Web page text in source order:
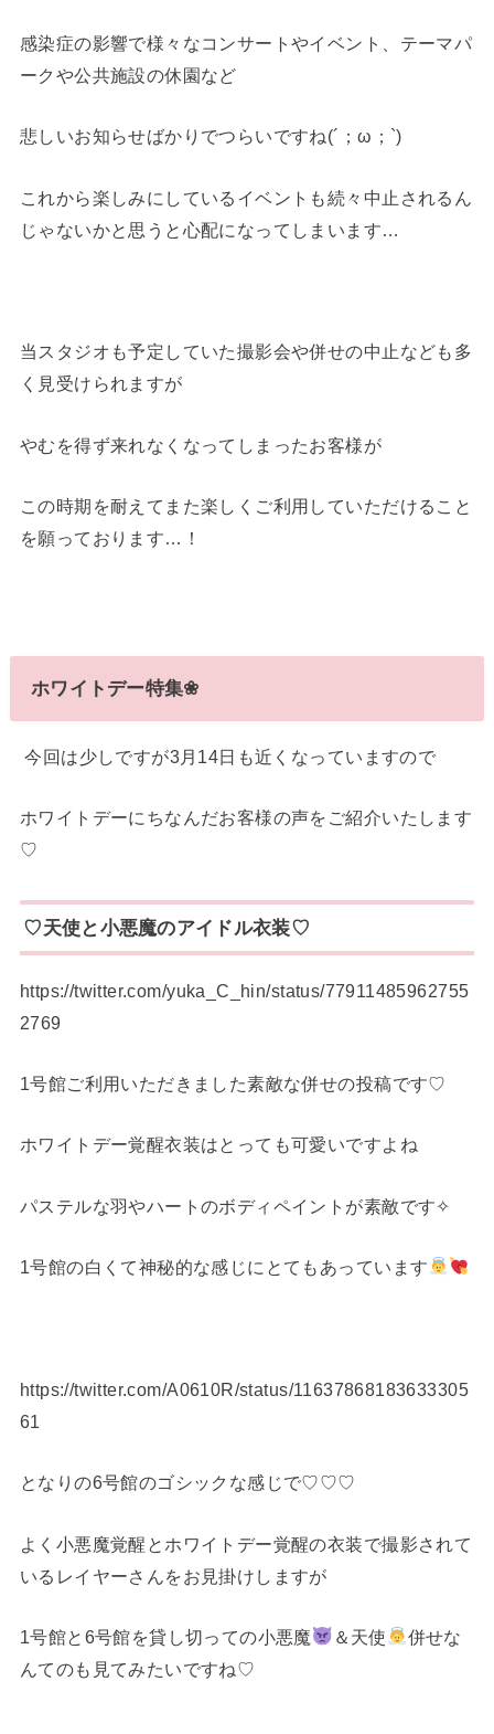
感染症の影響で様々なコンサートやイベント、テーマパ
ークや公共施設の休園など
悲しいお知らせばかりでつらいですね(´；ω；`)
これから楽しみにしているイベントも続々中止されるん
じゃないかと思うと心配になってしまいます…
当スタジオも予定していた撮影会や併せの中止なども多
く見受けられますが
やむを得ず来れなくなってしまったお客様が
この時期を耐えてまた楽しくご利用していただけること
を願っております…！
ホワイトデー特集❀
今回は少しですが3月14日も近くなっていますので
ホワイトデーにちなんだお客様の声をご紹介いたします
♡
♡天使と小悪魔のアイドル衣装♡
https://twitter.com/yuka_C_hin/status/77911485962755
2769
1号館ご利用いただきました素敵な併せの投稿です♡
ホワイトデー覚醒衣装はとっても可愛いですよね
パステルな羽やハートのボディペイントが素敵です✧
1号館の白くて神秘的な感じにとてもあっています
https://twitter.com/A0610R/status/11637868183633305
61
となりの6号館のゴシックな感じで♡♡♡
よく小悪魔覚醒とホワイトデー覚醒の衣装で撮影されて
いるレイヤーさんをお見掛けしますが
1号館と6号館を貸し切っての小悪魔 ＆天使
併せな
んてのも見てみたいですね♡